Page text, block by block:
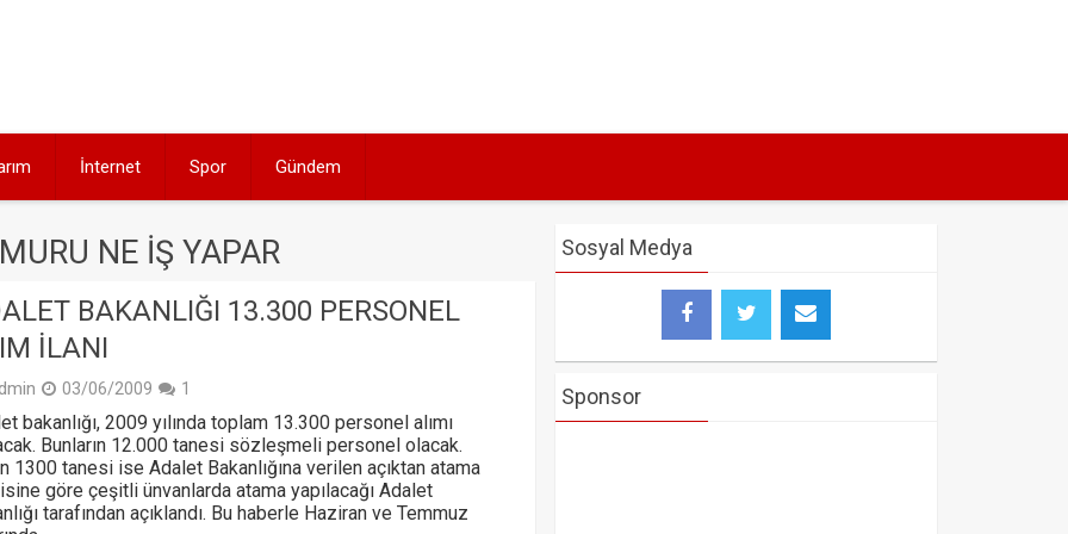
İnternet Spor Gündem
NE IŞ YAPAR
BAKANLIĞI 13.300 PERSONEL
İLANI
03/06/2009 1
bakanlığı, 2009 yılında toplam 13.300 personel alımı
Bunların 12.000 tanesi sözleşmeli personel olacak.
1300 tanesi ise Adalet Bakanlığına verilen açıktan atama
göre çeşitli ünvanlarda atama yapılacağı Adalet
tarafından açıklandı. Bu haberle Haziran ve Temmuz
Sosyal Medya
Sponsor